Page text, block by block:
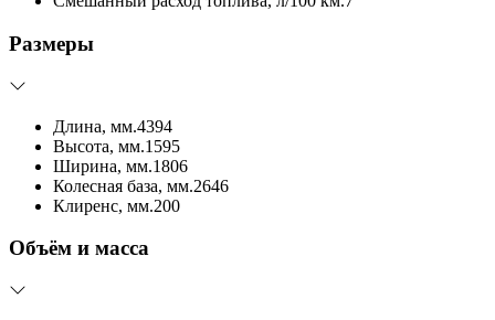
Размеры
Длина, мм.4394
Высота, мм.1595
Ширина, мм.1806
Колесная база, мм.2646
Клиренс, мм.200
Объём и масса